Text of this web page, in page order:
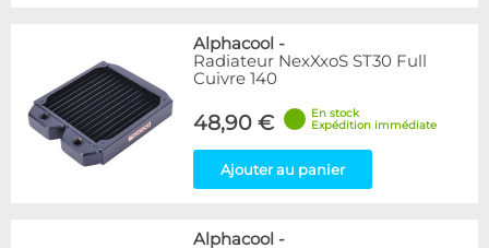
Alphacool -
Radiateur NexXxoS ST30 Full
Cuivre 140
48,90 €
En stock
Expédition immédiate
Ajouter au panier
Alphacool -